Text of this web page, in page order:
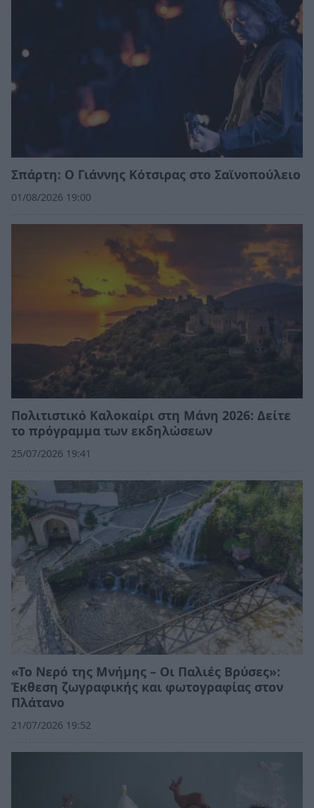
Σπάρτη: Ο Γιάννης Κότσιρας στο Σαϊνοπούλειο
01/08/2026 19:00
Πολιτιστικό Καλοκαίρι στη Μάνη 2026: Δείτε
το πρόγραμμα των εκδηλώσεων
25/07/2026 19:41
«Το Νερό της Μνήμης – Οι Παλιές Βρύσες»:
Έκθεση ζωγραφικής και φωτογραφίας στον
Πλάτανο
21/07/2026 19:52